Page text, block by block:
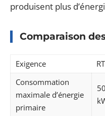
produisent plus
Comparaison
Exigence
Consommation
maximale d’énergie
primaire
50